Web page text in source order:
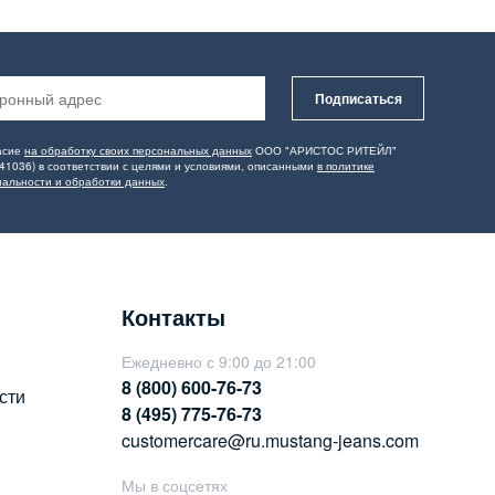
Подписаться
на обработку своих персональных данныхООО "АРИСТОС РИТЕЙЛ"
в соответствии с целями и условиями, описанными в политике
и обработки данных.
Контакты
Ежедневно с 9:00 до 21:00
8 (800) 600-76-73
8 (495) 775-76-73
customercare@ru.mustang-jeans.com
Мы в соцсетях